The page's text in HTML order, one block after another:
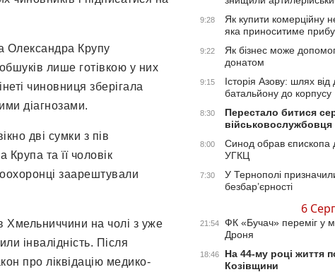
Олександра Крупу
лише готівкою у них
чиновниця зберігала
діагнозами.
дві сумки з пів
Крупа та її чоловік
заарештували
Хмельниччини на чолі з уже
інвалідність. Після
про ліквідацію медико-
9:28
Як купити комерційну
яка приноситиме
9:22
Як бізнес може
донатом
9:15
Історія Азову: шлях
батальйону до корпусу
8:30
Перестало битися
8:00
Синод обрав єпископа
УГКЦ
7:30
У Тернополі
безбар’єрності
6
21:54
ФК «Бучач» переміг у
Дроня
18:46
На 44-му році життя
Козівщини